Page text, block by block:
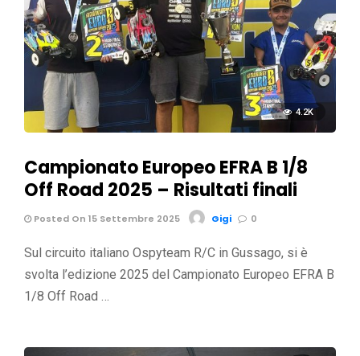
4.2K
Campionato Europeo EFRA B 1/8
Off Road 2025 – Risultati finali
Posted On 15 Settembre 2025 Gigi 0
Sul circuito italiano Ospyteam R/C in Gussago, si è
svolta l’edizione 2025 del Campionato Europeo EFRA B
1/8 Off Road …